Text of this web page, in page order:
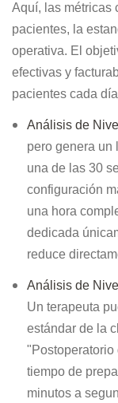
Aquí, las métricas
pacientes, la
operativa. El
efectivas y
pacientes cada
Análisis de
pero genera un
una de las 30
configuración
una hora
dedicada
reduce
Análisis de
Un terapeuta
estándar de la
"Postoperatorio
tiempo de
minutos a